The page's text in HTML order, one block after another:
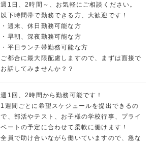
週1日、2時間～、お気軽にご相談ください。
以下時間帯で勤務できる方、大歓迎です！
・週末、休日勤務可能な方
・早朝、深夜勤務可能な方
・平日ランチ帯勤務可能な方
ご都合に最大限配慮しますので、まずは面接で
お話してみませんか？？
週1回、2時間から勤務可能です！
1週間ごとに希望スケジュールを提出できるの
で、部活やテスト、お子様の学校行事、プライ
ベートの予定に合わせて柔軟に働けます！
全員で助け合いながら働いていますので、急な